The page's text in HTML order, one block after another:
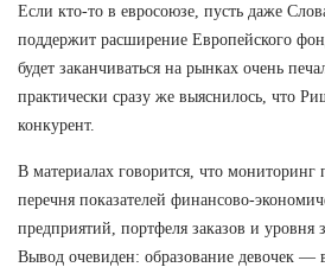
Если кто-то в евросоюзе, пусть даже
поддержит расширение Европейского
будет заканчиваться на рынках очень
практически сразу же выяснилось, что
конкурент.
В материалах говорится, что мониторинг
перечня показателей финансово-
предприятий, портфеля заказов и уровня
Вывод очевиден: образование девочек —